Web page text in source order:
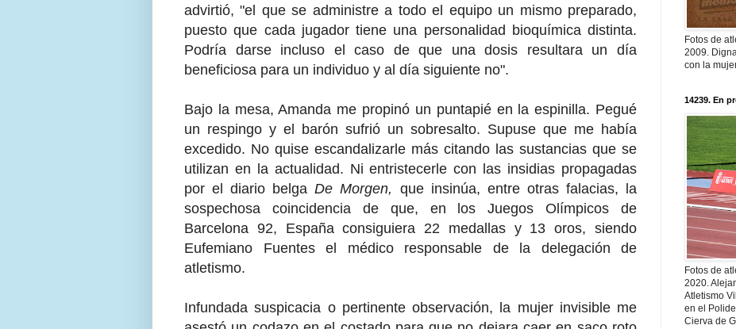
advirtió, "el que se administre a todo el equipo un mismo preparado,
puesto que cada jugador tiene una personalidad bioquímica distinta.
Podría darse incluso el caso de que una dosis resultara un día
beneficiosa para un individuo y al día siguiente no".
Bajo la mesa, Amanda me propinó un puntapié en la espinilla. Pegué
un respingo y el barón sufrió un sobresalto. Supuse que me había
excedido. No quise escandalizarle más citando las sustancias que se
utilizan en la actualidad. Ni entristecerle con las insidias propagadas
por el diario belgaDe Morgen, que insinúa, entre otras falacias, la
sospechosa coincidencia de que, en los Juegos Olímpicos de
Barcelona 92, España consiguiera 22 medallas y 13 oros, siendo
Eufemiano Fuentes el médico responsable de la delegación de
atletismo.
Infundada suspicacia o pertinente observación, la mujer invisible me
Fotos de
2009.
con la
14239. En
Fotos de
2020.
Atletismo
en el
Cierva de